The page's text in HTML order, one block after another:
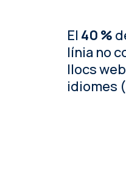
El 40 %
línia no
llocs
idiomes